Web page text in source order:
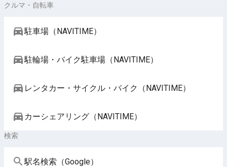
クルマ・自転車
駐車場（NAVITIME）
駐輪場・バイク駐車場（NAVITIME）
レンタカー・サイクル・バイク（NAVITIME）
カーシェアリング（NAVITIME）
検索
駅名検索（Google）